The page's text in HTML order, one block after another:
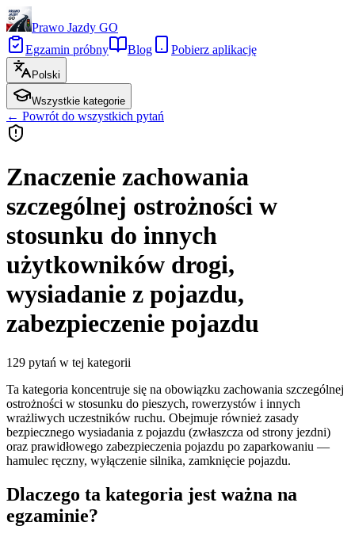
Prawo Jazdy GO
Egzamin próbny
Blog Pobierz aplikację
Polski
Wszystkie kategorie
← Powrót do wszystkich pytań
Znaczenie zachowania
szczególnej ostrożności w
stosunku do innych
użytkowników drogi,
wysiadanie z pojazdu,
zabezpieczenie pojazdu
129 pytań w tej kategorii
Ta kategoria koncentruje się na obowiązku zachowania szczególnej
ostrożności w stosunku do pieszych, rowerzystów i innych
wrażliwych uczestników ruchu. Obejmuje również zasady
bezpiecznego wysiadania z pojazdu (zwłaszcza od strony jezdni)
oraz prawidłowego zabezpieczenia pojazdu po zaparkowaniu —
hamulec ręczny, wyłączenie silnika, zamknięcie pojazdu.
Dlaczego ta kategoria jest ważna na
egzaminie?